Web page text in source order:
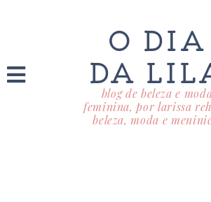
O DIA
DA
blog de beleza e
feminina, por larissa
beleza, moda e